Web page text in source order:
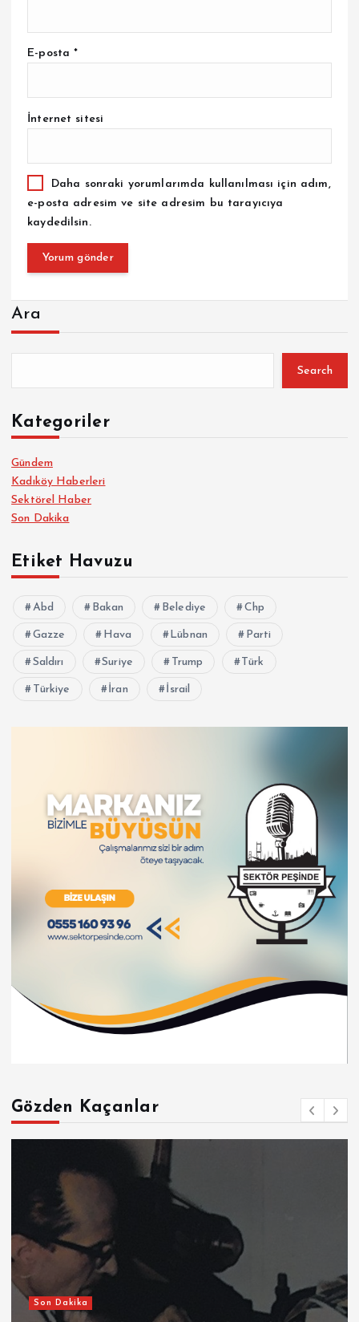
E-posta*
İnternet sitesi
Daha sonraki yorumlarımda kullanılması için adım,
e-posta adresim ve site adresim bu tarayıcıya
kaydedilsin.
Ara
Search
Kategoriler
Gündem
Kadıköy Haberleri
Sektörel Haber
Son Dakika
Etiket Havuzu
Abd Bakan Belediye Chp
Gazze Hava Lübnan Parti
Saldırı Suriye Trump Türk
Türkiye İran İsrail
Gözden Kaçanlar
Son Dakika